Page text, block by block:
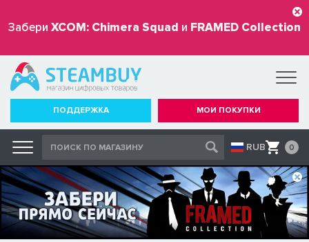
Забери XCOM: Chimera Squad и FRAMED Collection
бесплатно
ПОДДЕРЖКА МОИ ПОКУПКИ
RUB 0